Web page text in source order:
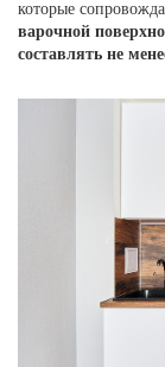
которые
варочной
составлять не